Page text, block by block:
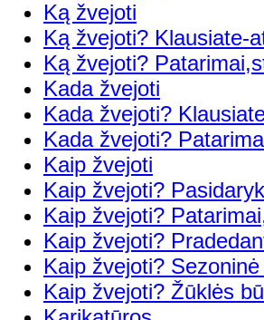
Ką žvejoti
Ką žvejoti? Klausiate-
Ką žvejoti?
Kada žvejoti
Kada žvejoti?
Kada žvejoti?
Kaip žvejoti
Kaip žvejoti?
Kaip žvejoti?
Kaip žvejoti?
Kaip žvejoti?
Kaip žvejoti? Žūklės